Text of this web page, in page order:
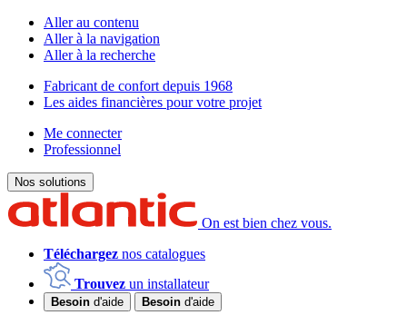
Aller au contenu
Aller à la navigation
Aller à la recherche
Fabricant de confort depuis 1968
Les aides financières pour votre projet
Me connecter
Professionnel
Nos solutions
On est bien chez vous.
Téléchargez nos catalogues
Trouvez un installateur
Besoin d'aide Besoin d'aide